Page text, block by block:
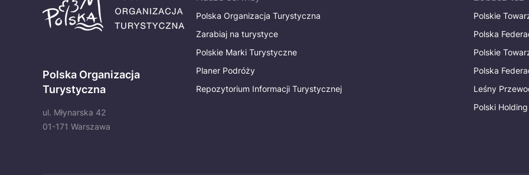
Polska Organizacja
Turystyczna
ul. Młynarska 42
01-171 Warszawa
Polska Organizacja Turystyczna
Zarabiaj na turystyce
Polskie Marki Turystyczne
Planer Podróży
Repozytorium Informacji Turystycznej
Polskie
Polska
Polskie
Polska
Leśny
Polski